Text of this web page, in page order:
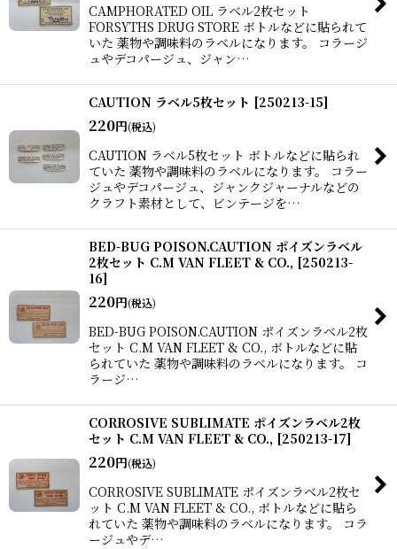
CAMPHORATED OIL ラベル2枚セット
FORSYTHS DRUG STORE ボトルなどに貼られて
いた 薬物や調味料のラベルになります。 コラージ
ュやデコパージュ、ジャン…
CAUTION ラベル5枚セット [250213-15]
220円(税込)
CAUTION ラベル5枚セット ボトルなどに貼られ
ていた 薬物や調味料のラベルになります。 コラー
ジュやデコパージュ、ジャンクジャーナルなどの
クラフト素材として、ビンテージを…
BED-BUG POISON.CAUTION ポイズンラベル
2枚セット C.M VAN FLEET & CO., [250213-
16]
220円(税込)
BED-BUG POISON.CAUTION ポイズンラベル2枚
セット C.M VAN FLEET & CO., ボトルなどに貼
られていた 薬物や調味料のラベルになります。 コ
ラージ…
CORROSIVE SUBLIMATE ポイズンラベル2枚
セット C.M VAN FLEET & CO., [250213-17]
220円(税込)
CORROSIVE SUBLIMATE ポイズンラベル2枚セ
ット C.M VAN FLEET & CO., ボトルなどに貼ら
れていた 薬物や調味料のラベルになります。 コラ
ージュやデ…